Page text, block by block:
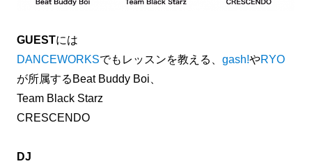
GUESTには
DANCEWORKSでもレッスンを教える、 gash!やRYO
が所属するBeat Buddy Boi、
Team Black Starz
CRESCENDO
DJ